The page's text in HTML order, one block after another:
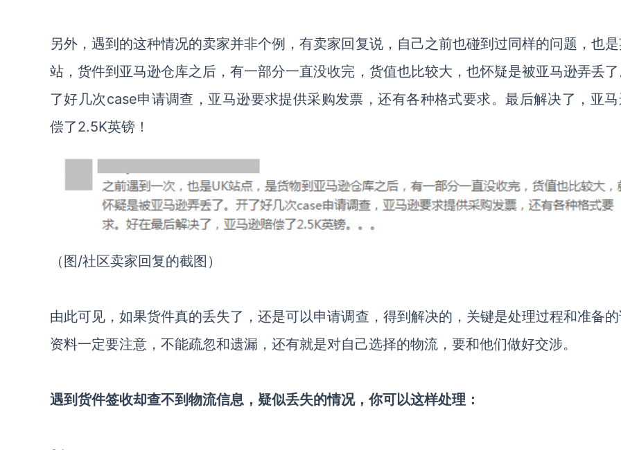
另外，遇到的这种情况的卖家并非个例，有卖家回复说，自己之前也碰到过同样的问题，也
站，货件到亚马逊仓库之后，有一部分一直没收完，货值也比较大，也怀疑是被亚马逊弄丢
了好几次case申请调查，亚马逊要求提供采购发票，还有各种格式要求。最后解决了，亚
偿了2.5K英镑！
（图/社区卖家回复的截图）
由此可见，如果货件真的丢失了，还是可以申请调查，得到解决的，关键是处理过程和准备
资料一定要注意，不能疏忽和遗漏，还有就是对自己选择的物流，要和他们做好交涉。
遇到货件签收却查不到物流信息，疑似丢失的情况，你可以这样处理：